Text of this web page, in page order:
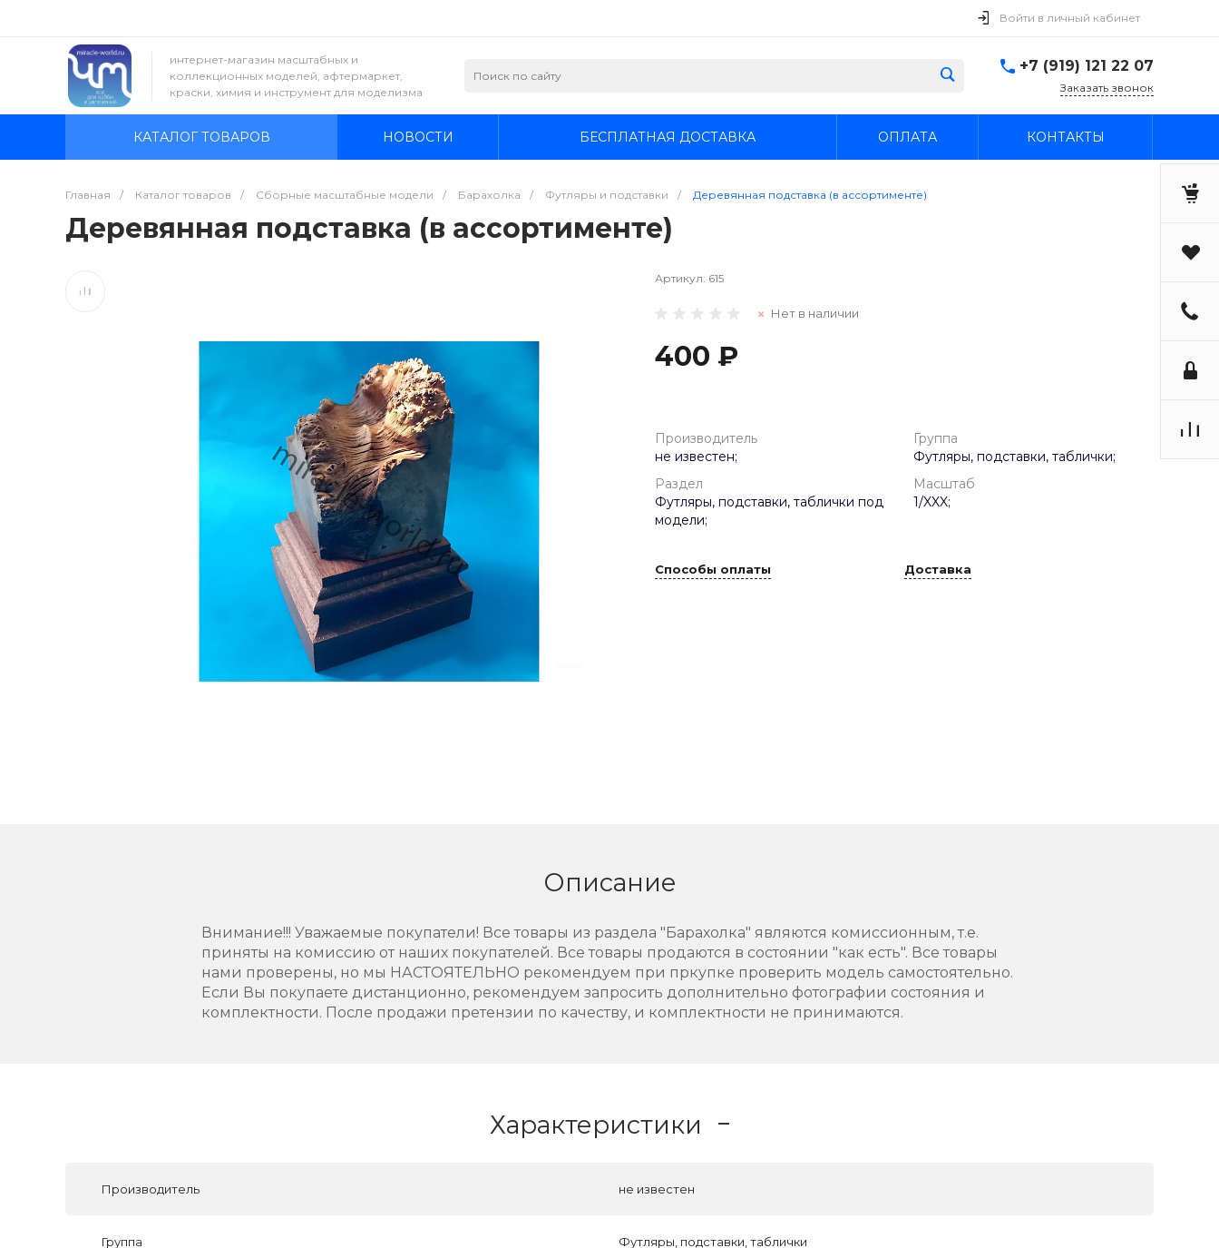
Войти в личный кабинет
интернет-магазин масштабных и
коллекционных моделей, афтермаркет,
краски, химия и инструмент для моделизма
+7 (919) 121 22 07
Заказать звонок
КАТАЛОГ ТОВАРОВ НОВОСТИ БЕСПЛАТНАЯ ДОСТАВКА ОПЛАТА КОНТАКТЫ
Главная / Каталог товаров / Сборные масштабные модели / Барахолка / Футляры и подставки / Деревянная подставка (в ассортименте)
Деревянная подставка (в ассортименте)
Артикул: 615
Нет в наличии
400 ₽
Производитель
не известен;
Группа
Футляры, подставки, таблички;
Раздел
Футляры, подставки, таблички под
модели;
Масштаб
1/XXX;
Способы оплаты Доставка
Описание
Внимание!!! Уважаемые покупатели! Все товары из раздела "Барахолка" являются комиссионным, т.е.
приняты на комиссию от наших покупателей. Все товары продаются в состоянии "как есть". Все товары
нами проверены, но мы НАСТОЯТЕЛЬНО рекомендуем при пркупке проверить модель самостоятельно.
Если Вы покупаете дистанционно, рекомендуем запросить дополнительно фотографии состояния и
комплектности. После продажи претензии по качеству, и комплектности не принимаются.
Характеристики
Производитель не известен
Группа Футляры, подставки, таблички